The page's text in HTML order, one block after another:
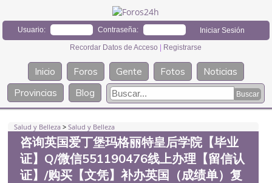
Usuario: Contraseña:
Recordar Datos de Acceso Registrarse
Inicio Foros Gente Fotos
Noticias
Provincias
Blog
Salud y Belleza >Salud y Belleza
咨询英国爱丁堡玛格丽特皇后学院【毕业
证】Q/微信551190476线上办理【留信认
证】/购买【文凭】补办英国（成绩单）复